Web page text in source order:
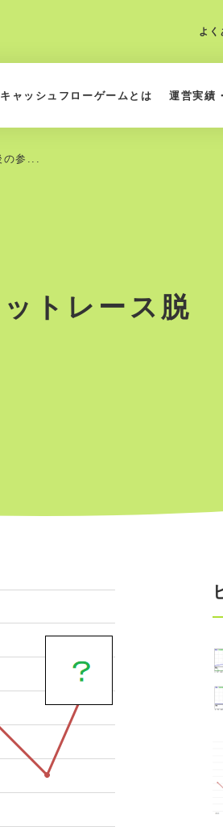
よく
キャッシュフローゲームとは 運営実績
の参...
トレース脱